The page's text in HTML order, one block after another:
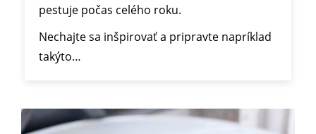
pestuje počas celého roku.
Nechajte sa inšpirovať a pripravte napríklad
takýto…